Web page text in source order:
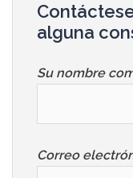
alguna
Su nombre
Correo